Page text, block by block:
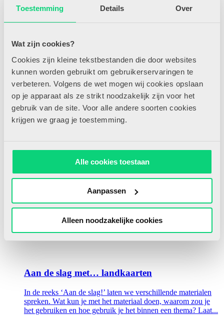
Toestemming Details Over
Wat zijn cookies?
Cookies zijn kleine tekstbestanden die door websites
kunnen worden gebruikt om gebruikerservaringen te
verbeteren. Volgens de wet mogen wij cookies opslaan
op je apparaat als ze strikt noodzakelijk zijn voor het
gebruik van de site. Voor alle andere soorten cookies
krijgen we graag je toestemming.
Alle cookies toestaan
Aanpassen
Alleen noodzakelijke cookies
centraal staat.
Een wissellijst waarin steeds kunstwerken van de kinderen
hangen, een soort ‘trotsmuur’.
hangen deze op.
Tips
Maak van de ‘spannende spijker’ een vast ritueel in de kring.
Laat een kind het voorwerp ophalen en laat de kinderen raden
wat het is en wat ze er in de huishoek mee kunnen doen.
Hebben de kinderen moeite met het nieuwe materiaal? Speel
even mee.
10/06/2025
Aan de slag met… landkaarten
In de reeks ‘Aan de slag!’ laten we verschillende materialen
spreken. Wat kun je met het materiaal doen, waarom zou je
het gebruiken en hoe gebruik je het binnen een thema? Laat...